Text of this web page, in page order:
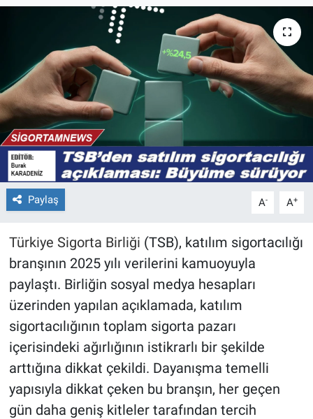
Paylaş A- A+
Türkiye Sigorta Birliği (TSB), katılım sigortacılığı
branşının 2025 yılı verilerini kamuoyuyla
paylaştı. Birliğin sosyal medya hesapları
üzerinden yapılan açıklamada, katılım
sigortacılığının toplam sigorta pazarı
içerisindeki ağırlığının istikrarlı bir şekilde
arttığına dikkat çekildi. Dayanışma temelli
yapısıyla dikkat çeken bu branşın, her geçen
gün daha geniş kitleler tarafından tercih